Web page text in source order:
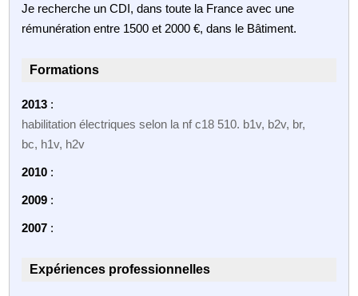
Je recherche un CDI, dans toute la France avec une
rémunération entre 1500 et 2000 €, dans le Bâtiment.
Formations
2013 :
habilitation électriques selon la nf c18 510. b1v, b2v, br,
bc, h1v, h2v
2010 :
2009 :
2007 :
Expériences professionnelles